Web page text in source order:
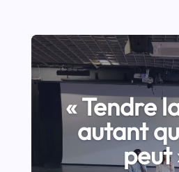
« Tendre
autant
peut